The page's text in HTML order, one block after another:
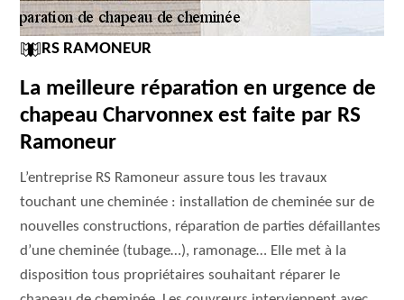
RS RAMONEUR
La meilleure réparation en urgence de
chapeau Charvonnex est faite par RS
Ramoneur
L’entreprise RS Ramoneur assure tous les travaux
touchant une cheminée : installation de cheminée sur de
nouvelles constructions, réparation de parties défaillantes
d’une cheminée (tubage…), ramonage… Elle met à la
disposition tous propriétaires souhaitant réparer le